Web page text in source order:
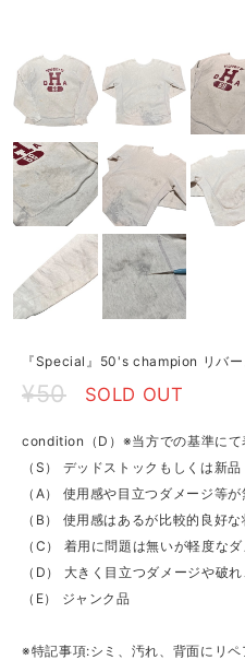
『Special』50's champion リバー
¥50 SOLD OUT
condition（D）※当方での基準にて
（S） デッドストックもしくは新品
（A） 使用感や目立つダメージ等
（B） 使用感はあるが比較的良好
（C） 着用に問題は無いが軽度な
（D） 大きく目立つダメージや破れ
（E） ジャンク品
※特記事項:シミ、汚れ、背面にリ